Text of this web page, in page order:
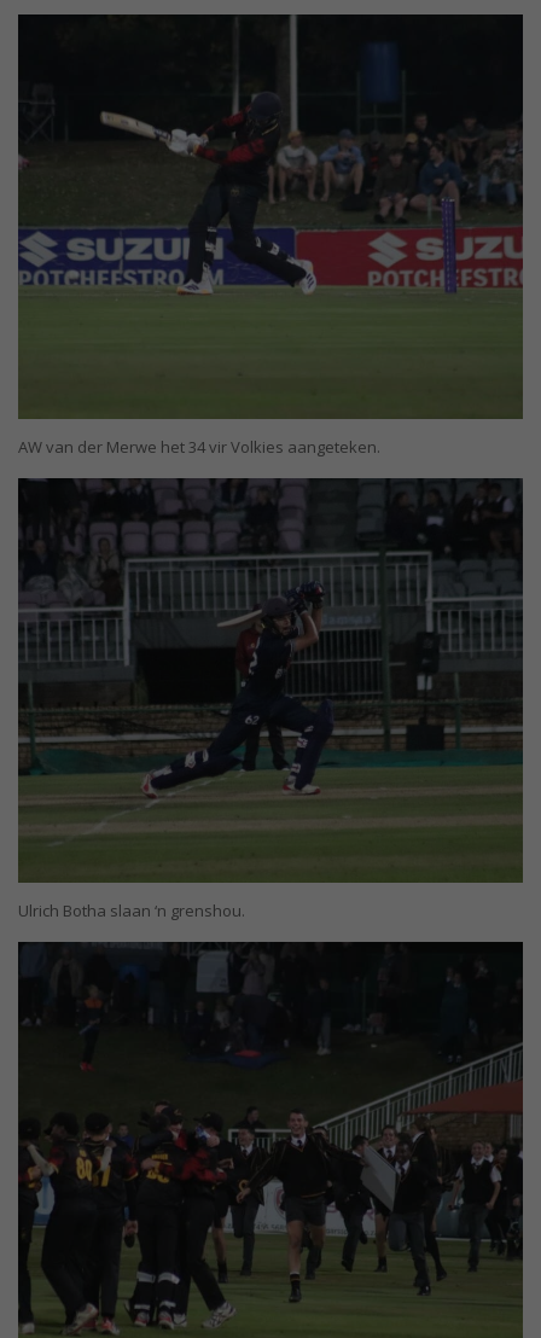
AW van der Merwe het 34 vir Volkies aangeteken.
Ulrich Botha slaan ‘n grenshou.